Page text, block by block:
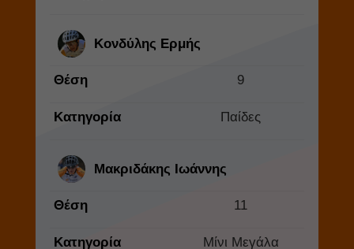
Κονδύλης Ερμής
Θέση 9
Κατηγορία Παίδες
Μακριδάκης Ιωάννης
Θέση 11
Κατηγορία Μίνι Μεγάλα